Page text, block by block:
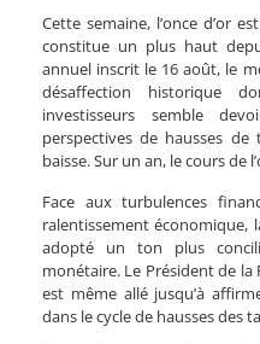
Cette semaine, l’once d’or
constitue un plus haut
annuel inscrit le 16 août, le
désaffection historique
investisseurs semble
perspectives de hausses
baisse. Sur un an, le cours de
Face aux turbulences
ralentissement économique,
adopté un ton plus
monétaire. Le Président de la
est même allé jusqu’à
dans le cycle de hausses des